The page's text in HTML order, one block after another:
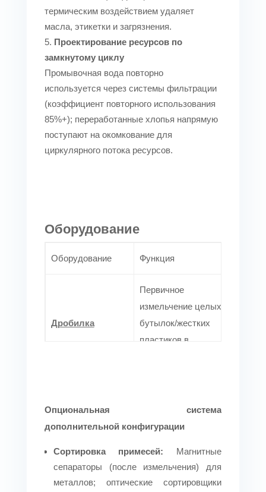
термическим воздействием удаляет
масла, этикетки и загрязнения.
Проектирование ресурсов по
замкнутому циклу
Промывочная вода повторно
используется через системы фильтрации
(коэффициент повторного использования
85%+); переработанные хлопья напрямую
поступают на окомкование для
циркулярного потока ресурсов.
Оборудование
Оборудование Функция
Дробилка
Первичное
измельчение целых
бутылок/жестких
пластиков в
Фрикционная
шайба
трением снимает
клей.
Разделение хлопьев
Опциональная система
дополнительной конфигурации
Сортировка примесей:
Магнитные
сепараторы (после измельчения) для
металлов; оптические сортировщики